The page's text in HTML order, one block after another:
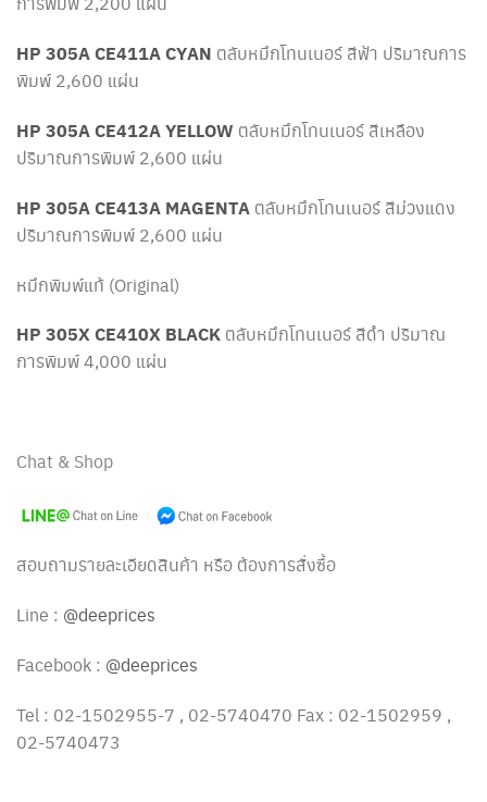
HP 305A CE411A CYAN ตลับหมึกโทนเนอร์ สีฟ้า ปริมาณการ
พิมพ์ 2,600 แผ่น
HP 305A CE412A YELLOW ตลับหมึกโทนเนอร์ สีเหลือง
ปริมาณการพิมพ์ 2,600 แผ่น
HP 305A CE413A MAGENTA ตลับหมึกโทนเนอร์ สีม่วงแดง
ปริมาณการพิมพ์ 2,600 แผ่น
หมึกพิมพ์แท้ (Original)
HP 305X CE410X BLACK ตลับหมึกโทนเนอร์ สีดำ ปริมาณ
การพิมพ์ 4,000 แผ่น
Chat & Shop
สอบถามรายละเอียดสินค้า หรือ ต้องการสั่งซื้อ
Line : @deeprices
Facebook : @deeprices
Tel : 02-1502955-7 , 02-5740470 Fax : 02-1502959 ,
02-5740473